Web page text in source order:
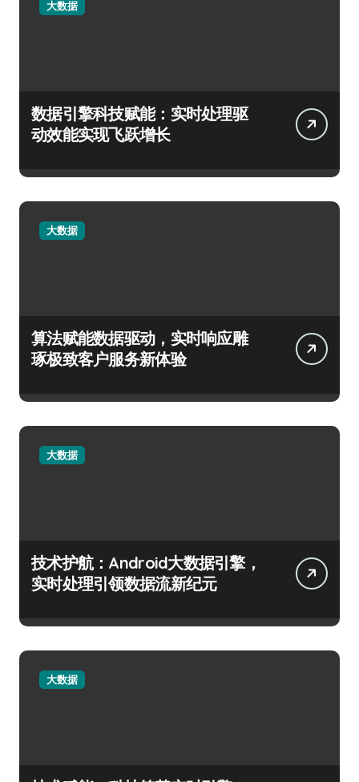
大数据
数据引擎科技赋能：实时处理驱
动效能实现飞跃增长
大数据
算法赋能数据驱动，实时响应雕
琢极致客户服务新体验
大数据
技术护航：Android大数据引擎，
实时处理引领数据流新纪元
大数据